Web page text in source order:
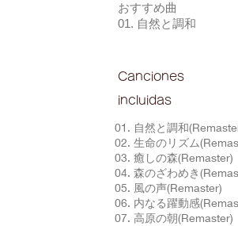
おすすめ曲
01. 自然と調和
Canciones
incluidas
01. 自然と調和
02. 生命のリズム
03. 癒しの森(Remaster)
04. 森のざわめき
05. 風の声(Remaster)
06. 内なる躍動感
07. 高原の朝(Remaster)